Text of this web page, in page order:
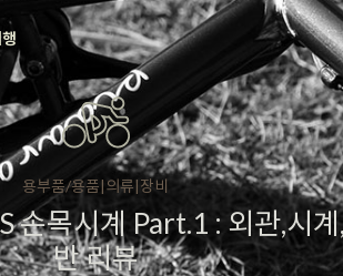
용부품/용품|의류|장비
손목시계 Part.1 : 외관,시
반 리뷰